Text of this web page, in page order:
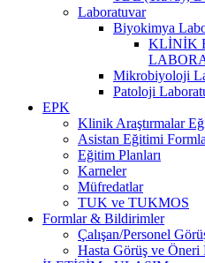
Laboratuvar
Biyokimya
KLİNİK
Mikrobiyoloji
Patoloji
EPK
Klinik Araştırmalar
Asistan Eğitimi
Eğitim Planları
Karneler
Müfredatlar
TUK ve TUKMOS
Formlar & Bildirimler
Çalışan/Personel
Hasta Görüş ve Öneri